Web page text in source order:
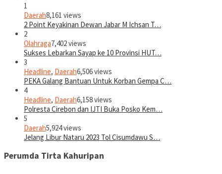
1
Daerah8,161 views
2 Point Keyakinan Dewan Jabar M Ichsan T…
2
Olahraga7,402 views
Sukses Lebarkan Sayap ke 10 Provinsi HUT…
3
Headline, Daerah6,506 views
PEKA Galang Bantuan Untuk Korban Gempa C…
4
Headline, Daerah6,158 views
Polresta Cirebon dan IJTI Buka Posko Kem…
5
Daerah5,924 views
Jelang Libur Nataru 2023 Tol Cisumdawu S…
Perumda Tirta Kahuripan